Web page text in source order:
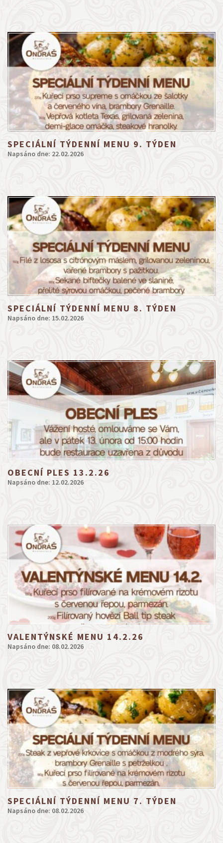
SPECIÁLNÍ TÝDENNÍ MENU 9. TÝDEN
Napsáno dne: 22.02.2026
SPECIÁLNÍ TÝDENNÍ MENU 8. TÝDEN
Napsáno dne: 15.02.2026
OBECNÍ PLES 13.2.26
Napsáno dne: 12.02.2026
VALENTÝNSKÉ MENU 14.2.26
Napsáno dne: 08.02.2026
SPECIÁLNÍ TÝDENNÍ MENU 7. TÝDEN
Napsáno dne: 08.02.2026